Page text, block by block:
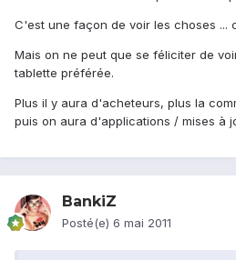
C'est une façon de voir les choses ...
Mais on ne peut que se féliciter de
tablette préférée.
Plus il y aura d'acheteurs, plus la
puis on aura d'applications / mises à
BankiZ
Posté(e) 6 mai 2011